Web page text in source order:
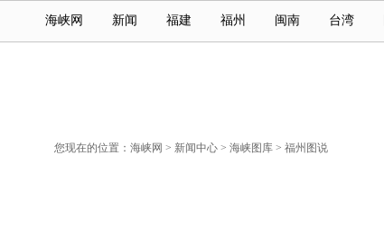
海峡网 新闻 福建 福州 闽南 台湾
您现在的位置： 海峡网 > 新闻中心 > 海峡图库 > 福州图说